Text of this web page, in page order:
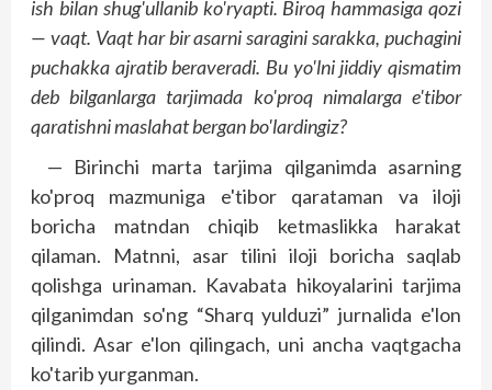
ish bilan shug'ullanib ko'ryapti. Biroq hammasiga qozi
— vaqt. Vaqt har bir asarni saragini sarakka, puchagini
puchakka ajratib beraveradi. Bu yo'lni jiddiy qismatim
deb bilganlarga tarjimada ko'proq nimalarga e'tibor
qaratishni maslahat bergan bo'lardingiz?
— Birinchi marta tarjima qilganimda asarning
ko'proq mazmuniga e'tibor qarataman va iloji
boricha matndan chiqib ketmaslikka harakat
qilaman. Matnni, asar tilini iloji boricha saqlab
qolishga urinaman. Kavabata hikoyalarini tarjima
qilganimdan so'ng “Sharq yulduzi” jurnalida e'lon
qilindi. Asar e'lon qilingach, uni ancha vaqtgacha
ko'tarib yurganman.